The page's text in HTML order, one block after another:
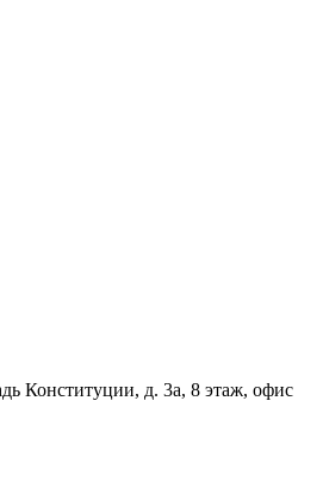
Конституции, д. 3а, 8 этаж, офис